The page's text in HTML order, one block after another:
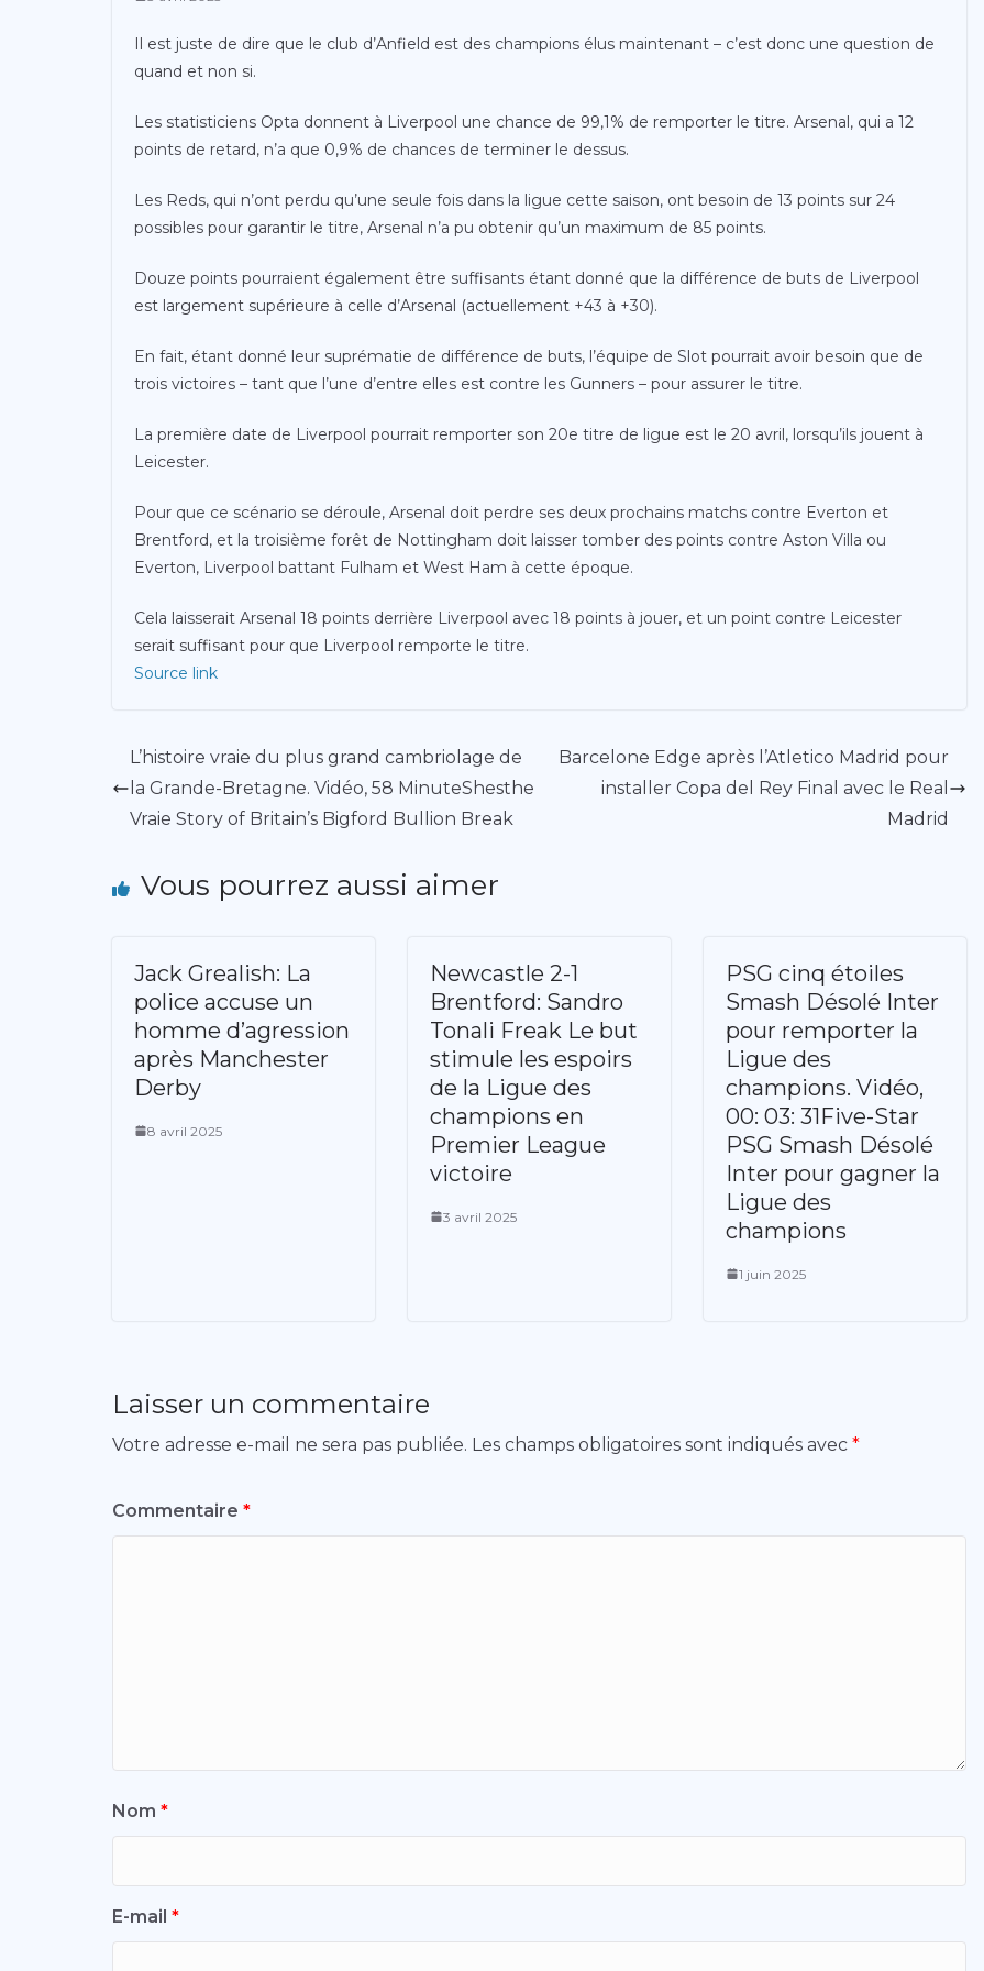
Il est juste de dire que le club d’Anfield est des champions élus maintenant – c’est donc une question de
quand et non si.
Les statisticiens Opta donnent à Liverpool une chance de 99,1% de remporter le titre. Arsenal, qui a 12
points de retard, n’a que 0,9% de chances de terminer le dessus.
Les Reds, qui n’ont perdu qu’une seule fois dans la ligue cette saison, ont besoin de 13 points sur 24
possibles pour garantir le titre, Arsenal n’a pu obtenir qu’un maximum de 85 points.
Douze points pourraient également être suffisants étant donné que la différence de buts de Liverpool
est largement supérieure à celle d’Arsenal (actuellement +43 à +30).
En fait, étant donné leur suprématie de différence de buts, l’équipe de Slot pourrait avoir besoin que de
trois victoires – tant que l’une d’entre elles est contre les Gunners – pour assurer le titre.
La première date de Liverpool pourrait remporter son 20e titre de ligue est le 20 avril, lorsqu’ils jouent à
Leicester.
Pour que ce scénario se déroule, Arsenal doit perdre ses deux prochains matchs contre Everton et
Brentford, et la troisième forêt de Nottingham doit laisser tomber des points contre Aston Villa ou
Everton, Liverpool battant Fulham et West Ham à cette époque.
Cela laisserait Arsenal 18 points derrière Liverpool avec 18 points à jouer, et un point contre Leicester
serait suffisant pour que Liverpool remporte le titre.
Source link
L’histoire vraie du plus grand cambriolage de
la Grande-Bretagne. Vidéo, 58 MinuteShesthe
Vraie Story of Britain’s Bigford Bullion Break
Barcelone Edge après l’Atletico Madrid pour
installer Copa del Rey Final avec le Real
Madrid
Vous pourrez aussi aimer
Jack Grealish: La
police accuse un
homme d’agression
après Manchester
Derby
8 avril 2025
Newcastle 2-1
Brentford: Sandro
Tonali Freak Le but
stimule les espoirs
de la Ligue des
champions en
Premier League
victoire
3 avril 2025
PSG cinq étoiles
Smash Désolé Inter
pour remporter la
Ligue des
champions. Vidéo,
00: 03: 31Five-Star
PSG Smash Désolé
Inter pour gagner la
Ligue des
champions
1 juin 2025
Laisser un commentaire
Votre adresse e-mail ne sera pas publiée. Les champs obligatoires sont indiqués avec *
Commentaire *
Nom *
E-mail *